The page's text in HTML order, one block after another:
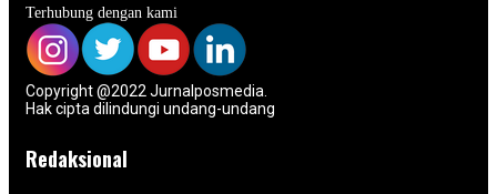
Terhubung dengan kami
Copyright @2022 Jurnalposmedia.
Hak cipta dilindungi undang-undang
Redaksional